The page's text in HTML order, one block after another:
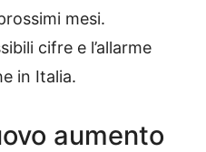
mesi.
cifre e l’allarme
in Italia.
aumento